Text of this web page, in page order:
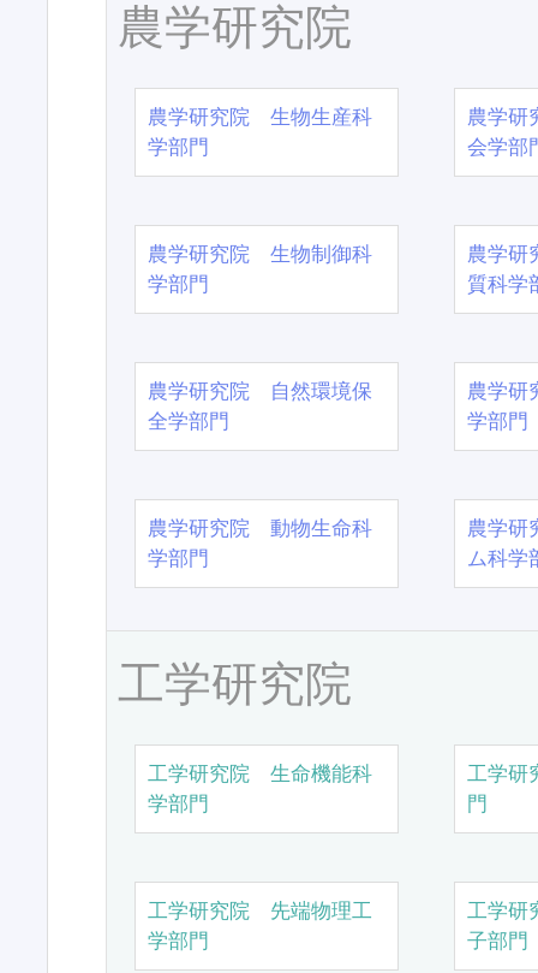
農学研究院
農学研究院 生物生産科
学部門
農学
会学部
農学研究院 生物制御科
学部門
農学
質科学
農学研究院 自然環境保
全学部門
農学
学部門
農学研究院 動物生命科
学部門
農学
ム科学
工学研究院
工学研究院 生命機能科
学部門
工学研
門
工学研究院 先端物理工
学部門
工学研
子部門